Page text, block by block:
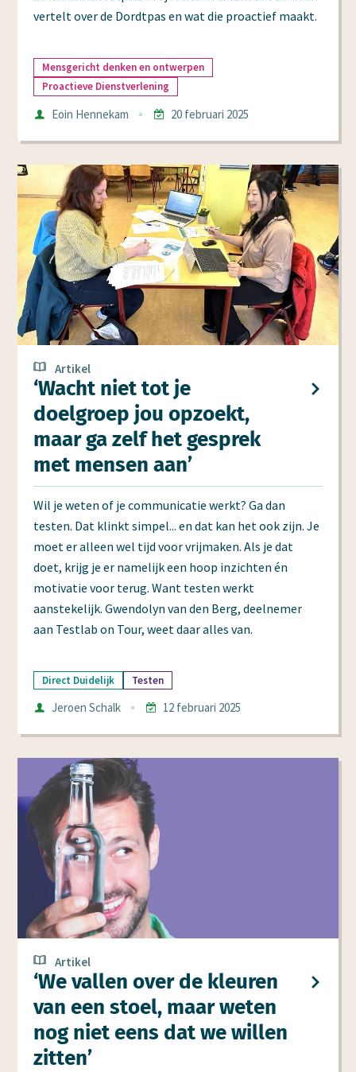
vertelt over de Dordtpas en wat die proactief maakt.
Mensgericht denken en ontwerpen
Proactieve Dienstverlening
AuteurEoin Hennekam
20 februari 2025
‘Wacht niet tot je
doelgroep jou opzoekt,
maar ga zelf het gesprek
met mensen aan’
Artikel
Wil je weten of je communicatie werkt? Ga dan
testen. Dat klinkt simpel... en dat kan het ook zijn. Je
moet er alleen wel tijd voor vrijmaken. Als je dat
doet, krijg je er namelijk een hoop inzichten én
motivatie voor terug. Want testen werkt
aanstekelijk. Gwendolyn van den Berg, deelnemer
aan Testlab on Tour, weet daar alles van.
Direct Duidelijk Testen
AuteurJeroen Schalk
12 februari 2025
‘We vallen over de kleuren
van een stoel, maar weten
nog niet eens dat we willen
zitten’
Artikel